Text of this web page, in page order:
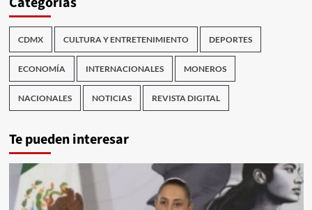
CDMX CULTURA Y ENTRETENIMIENTO DEPORTES
ECONOMÍA INTERNACIONALES MONEROS
NACIONALES NOTICIAS REVISTA DIGITAL
Te pueden interesar